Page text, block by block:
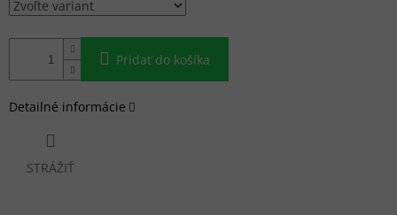
Pridať do košíka
Detailné informácie
STRÁŽIŤ